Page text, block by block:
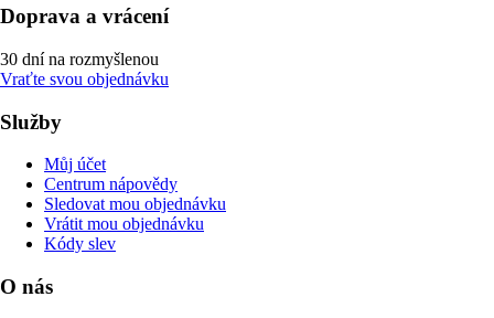
Doprava a vrácení
30 dní na rozmyšlenou
Vraťte svou objednávku
Služby
Můj účet
Centrum nápovědy
Sledovat mou objednávku
Vrátit mou objednávku
Kódy slev
O nás